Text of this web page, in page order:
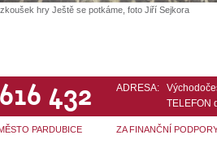
hry Ještě se potkáme, foto Jiří Sejkora
432 ADRESA:
TELEFON
PARDUBICE
ZA FINANČNÍ